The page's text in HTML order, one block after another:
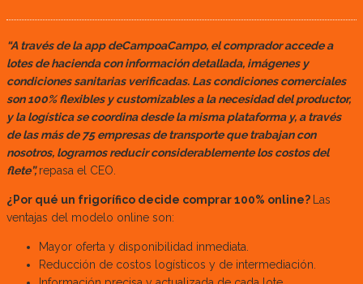
“A través de la app deCampoaCampo, el comprador accede a
lotes de hacienda con información detallada, imágenes y
condiciones sanitarias verificadas. Las condiciones comerciales
son 100% flexibles y customizables a la necesidad del productor,
y la logística se coordina desde la misma plataforma y, a través
de las más de 75 empresas de transporte que trabajan con
nosotros, logramos reducir considerablemente los costos del
flete”,repasa el CEO.
¿Por qué un frigorífico decide comprar 100% online? Las
ventajas del modelo online son:
Mayor oferta y disponibilidad inmediata.
Reducción de costos logísticos y de intermediación.